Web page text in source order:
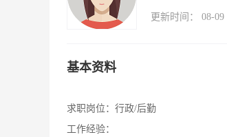
更新时间： 08-09
基本资料
求职岗位： 行政/后勤
工作经验：